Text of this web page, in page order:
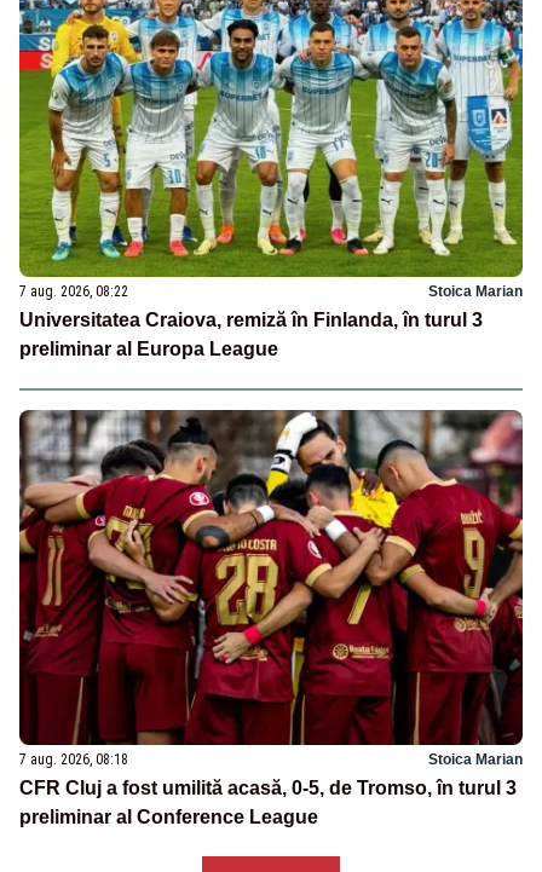
7 aug. 2026, 08:22 Stoica Marian
Universitatea Craiova, remiză în Finlanda, în turul 3
preliminar al Europa League
7 aug. 2026, 08:18 Stoica Marian
CFR Cluj a fost umilită acasă, 0-5, de Tromso, în turul 3
preliminar al Conference League